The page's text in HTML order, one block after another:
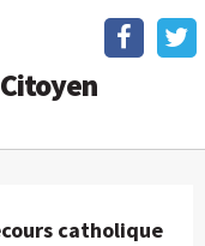
catholique